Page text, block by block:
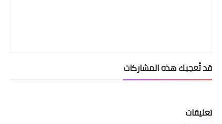
قد تُعجبك هذه المشاركات
تعليقات